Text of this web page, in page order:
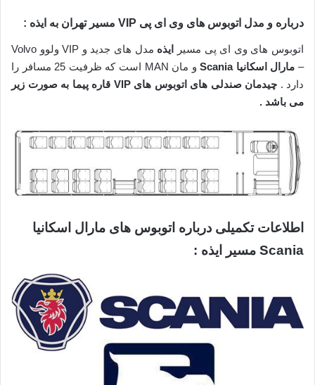
درباره و مدل اتوبوس های وی ای پی VIP مسیر تهران به ایذه :
اتوبوس های وی ای پی مسیر ایذه
مدل های جدید و VIP ولوو Volvo
– مارال اسکانیا Scania
و مان MAN است که ظرفیت 25 مسافر را
دارد .
چیدمان صندلی های اتوبوس های VIP قاره پیما به صورت زیر
می باشد .
اطلاعات تکمیلی درباره اتوبوس های مارال اسکانیا
Scania مسیر
ایذه :